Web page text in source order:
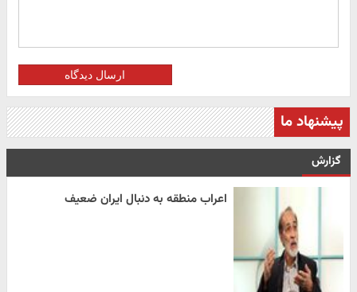
ارسال دیدگاه
پیشنهاد ما
گزارش
اعراب منطقه به دنبال ایران ضعیف